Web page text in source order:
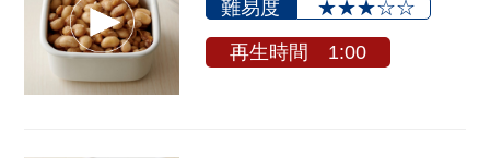
難易度 ★★★☆☆
再生時間 1:00